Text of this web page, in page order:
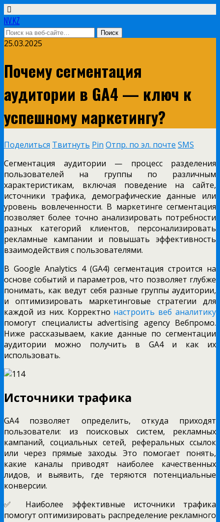
NV.KZ
25.03.2025
Почему сегментация
аудитории в GA4 — ключ к
успешному маркетингу?
Поделиться Твитнуть Pin Отпр. по эл. почте SMS
Сегментация аудитории — процесс разделения
пользователей на группы по различным
характеристикам, включая поведение на сайте,
источники трафика, демографические данные или
уровень вовлеченности. В маркетинге сегментация
позволяет более точно анализировать потребности
разных категорий клиентов, персонализировать
рекламные кампании и повышать эффективность
взаимодействия с пользователями.
В Google Analytics 4 (GA4) сегментация строится на
основе событий и параметров, что позволяет глубже
понимать, как ведут себя разные группы аудитории,
и оптимизировать маркетинговые стратегии для
каждой из них. Корректно настроить веб аналитику
помогут специалисты advertising agency Вебпромо.
Ниже рассказываем, какие данные по сегментации
аудитории можно получить в GA4 и как их
использовать.
Источники трафика
GA4 позволяет определить, откуда приходят
пользователи: из поисковых систем, рекламных
кампаний, социальных сетей, реферальных ссылок
или через прямые заходы. Это помогает понять,
какие каналы приводят наиболее качественных
лидов, и выявить, где теряются потенциальные
конверсии.
✅ Наиболее эффективные источники трафика
помогут оптимизировать распределение рекламного